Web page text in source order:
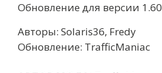
Обновление для версии 1.60
Авторы: Solaris36, Fredy
Обновление: TrafficManiac